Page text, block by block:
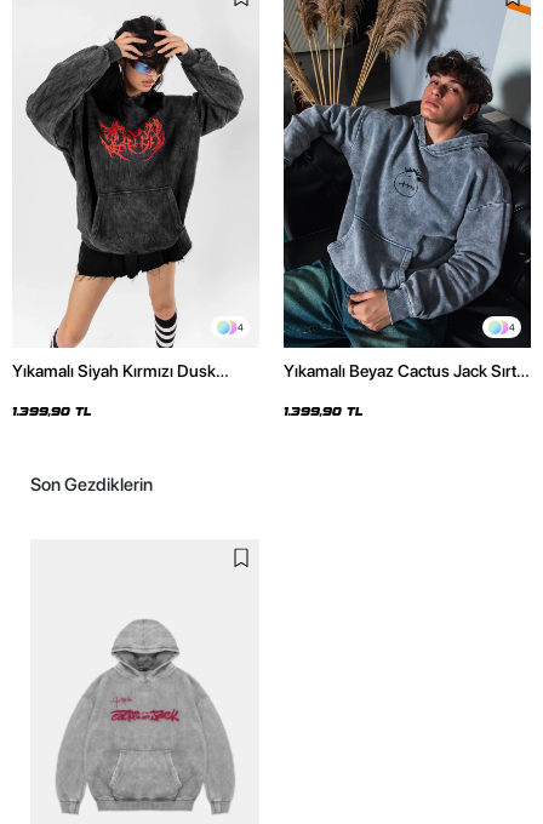
4
Yıkamalı Siyah Kırmızı Dusk
1.399,90 TL
4
Yıkamalı Beyaz Cactus Jack Sırt
1.399,90 TL
Son Gezdiklerin